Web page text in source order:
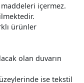
içermez.
ürünler
olan duvarın
ise tekstil